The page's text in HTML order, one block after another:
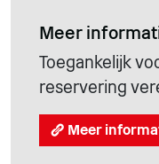
Meer
Toegankelijk
reservering
Meer